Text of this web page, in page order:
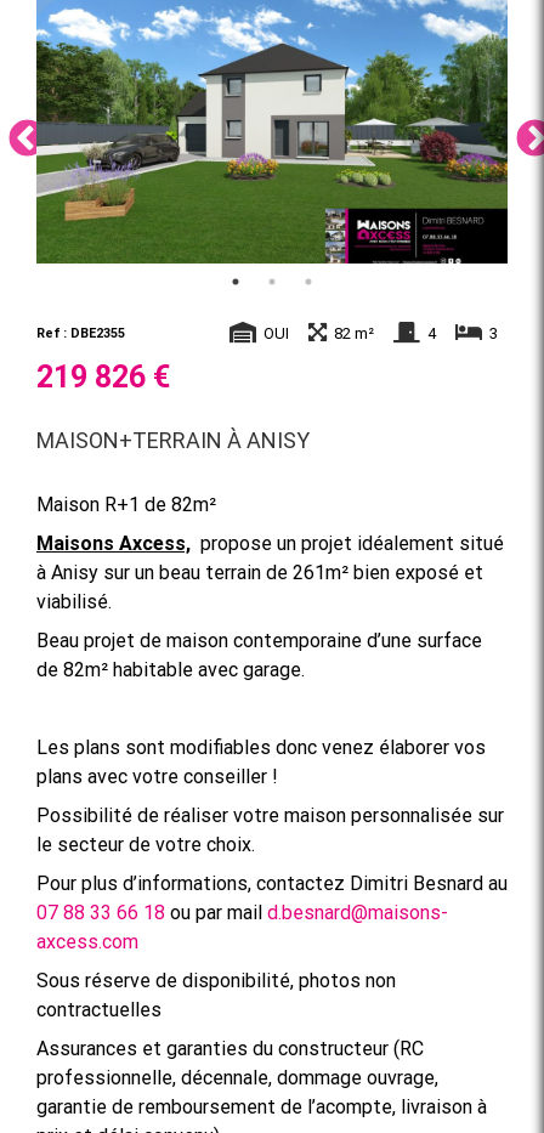
Ref : DBE2355 OUI 82 m² 4 3
219 826 €
MAISON+TERRAIN À ANISY
Maison R+1 de 82m²
Maisons Axcess, propose un projet idéalement situé
à Anisy sur un beau terrain de 261m² bien exposé et
viabilisé.
Beau projet de maison contemporaine d’une surface
de 82m² habitable avec garage.
Les plans sont modifiables donc venez élaborer vos
plans avec votre conseiller !
Possibilité de réaliser votre maison personnalisée sur
le secteur de votre choix.
Pour plus d’informations, contactez Dimitri Besnard au
07 88 33 66 18 ou par mail d.besnard@maisons-
axcess.com
Sous réserve de disponibilité, photos non
contractuelles
Assurances et garanties du constructeur (RC
professionnelle, décennale, dommage ouvrage,
garantie de remboursement de l’acompte, livraison à